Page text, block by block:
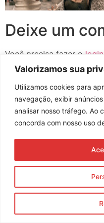
Valorizamos sua
Utilizamos cookies para
navegação, exibir
analisar nosso tráfego. Ao
concorda com nosso uso
Deixe um
Você precisa fazer o login
Assine nossa
© 2023 Morente Forte.
Política de